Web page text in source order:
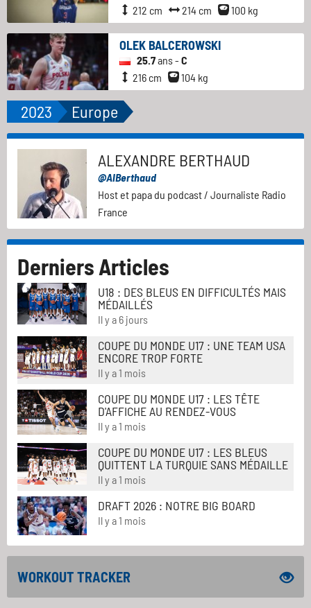
212 cm
214 cm 100 kg
OLEK BALCEROWSKI
25.7ans - C
216 cm
104 kg
2023 Europe
ALEXANDRE BERTHAUD
@AlBerthaud
Host et papa du podcast / Journaliste Radio
France
Derniers Articles
U18 : DES BLEUS EN DIFFICULTÉS MAIS
MÉDAILLÉS
Il y a 6 jours
COUPE DU MONDE U17 : UNE TEAM USA
ENCORE TROP FORTE
Il y a 1 mois
COUPE DU MONDE U17 : LES TÊTE
D'AFFICHE AU RENDEZ-VOUS
Il y a 1 mois
COUPE DU MONDE U17 : LES BLEUS
QUITTENT LA TURQUIE SANS MÉDAILLE
Il y a 1 mois
DRAFT 2026 : NOTRE BIG BOARD
Il y a 1 mois
WORKOUT TRACKER